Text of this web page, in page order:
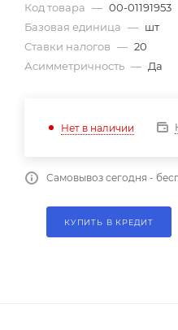
Код товара — 00-01191953
Базовая единица — шт
Ставки налогов — 20
Асимметричность — Да
Нет в наличии
Самовывоз сегодня -
КУПИТЬ В КРЕДИТ